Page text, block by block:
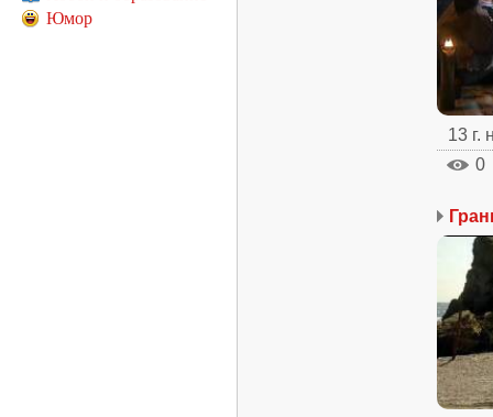
Юмор
13 г.
0